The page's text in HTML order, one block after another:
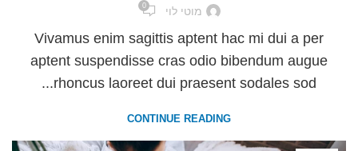
מוטי לוי 0
Vivamus enim sagittis aptent hac mi dui a per
aptent suspendisse cras odio bibendum augue
rhoncus laoreet dui praesent sodales sod...
CONTINUE READING